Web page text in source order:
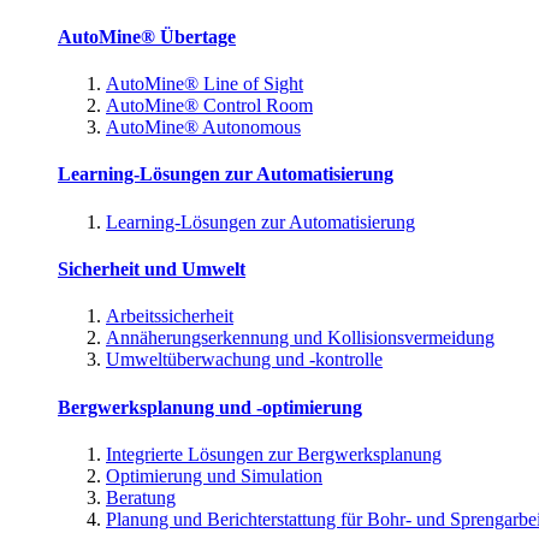
AutoMine® Übertage
AutoMine® Line of Sight
AutoMine® Control Room
AutoMine® Autonomous
Learning-Lösungen zur Automatisierung
Learning-Lösungen zur Automatisierung
Sicherheit und Umwelt
Arbeitssicherheit
Annäherungserkennung und Kollisionsvermeidung
Umweltüberwachung und -kontrolle
Bergwerksplanung und -optimierung
Integrierte Lösungen zur Bergwerksplanung
Optimierung und Simulation
Beratung
Planung und Berichterstattung für Bohr- und